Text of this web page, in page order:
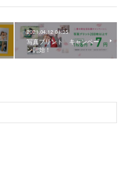
2021.04.12 01:35
写真プリント キャンペー
ン開始！